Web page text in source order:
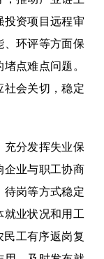
投资项目远程审
、环评等方面保
点难点问题。
社会关切，稳定
充分发挥失业保
企业与职工协商
待岗等方式稳定
就业状况和用工
民工有序返岗复